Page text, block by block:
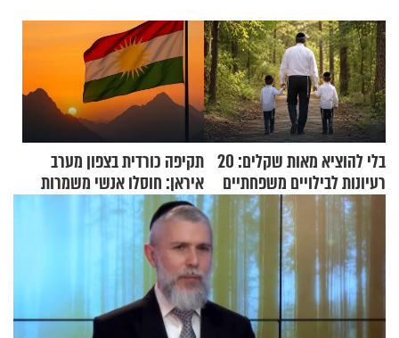
בלי להוציא מאות שקלים: 20
רעיונות לבילויים משפחתיים
כמעט בחינם
תקיפה כורדית בצפון מערב
איראן: חוסלו אנשי משמרות
המהפכה